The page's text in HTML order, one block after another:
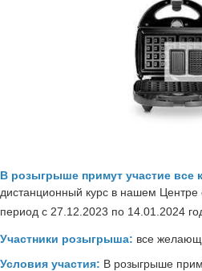
В розыгрыше примут участие все
дистанционный курс в нашем
период с 27.12.2023 по 14.01.2024
Участники розыгрыша: все
Условия участия: В розыгрыше